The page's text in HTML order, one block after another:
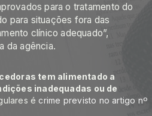
para o tratamento do
para situações fora das
clínico adequado”,
da agência.
tem alimentado a
inadequadas ou de
écrime previsto no artigo nº